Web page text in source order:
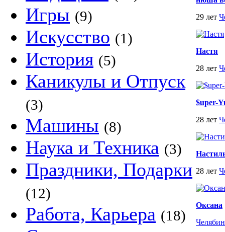
Игры (9)
Искусство (1)
История (5)
Каникулы и Отпуск
(3)
Машины (8)
Наука и Техника (3)
Праздники, Подарки
(12)
Работа, Карьера (18)
29 лет
Настя
28 лет
$uper-
28 лет
28 лет
Оксана